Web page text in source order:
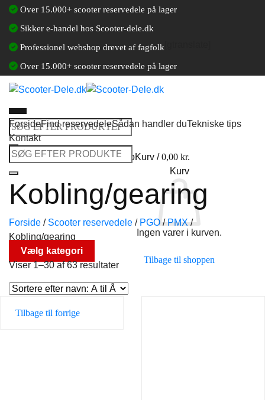
Fortsæt
indhold
Over 15.000+ scooter reservedele på lager
Sikker e-handel hos Scooter-dele.dk
Professionel webshop drevet af fagfolk
Over 15.000+ scooter reservedele på lager
Søg
efter:
Log ind / Opret en kundekontoKurv /0,00 kr.
Kurv
Ingen varer i kurven.
Tilbage til shoppen
ForsideFind reservedeleSådan handler duTekniske tips
Kontakt
Søg
efter:
Kobling/gearing
Forside / Scooter reservedele / PGO / PMX /
Kobling/gearing
Vælg kategori
Viser 1–30 af 63 resultater
Tilbage til forrige